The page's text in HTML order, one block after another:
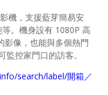
機，支援藍芽簡易安
。機身設有 1080P 高
影像，也能與多個熱門
控家門口的訪客。
search/label/開箱／